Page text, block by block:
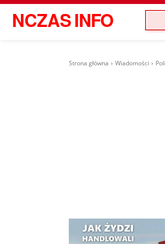
NCZASINFO
Strona główna Wiadomości